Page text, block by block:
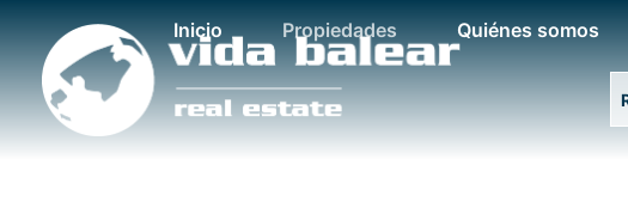
Inicio Propiedades Quiénes somos